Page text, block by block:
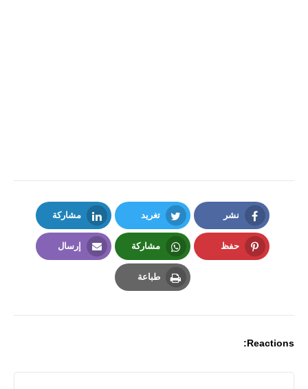
نشر
Facebook
تغريد
Twitter
مشاركة
LinkedIn
حفظ مشاركة
Whatsapp
إرسال
طباعة
Reactions: